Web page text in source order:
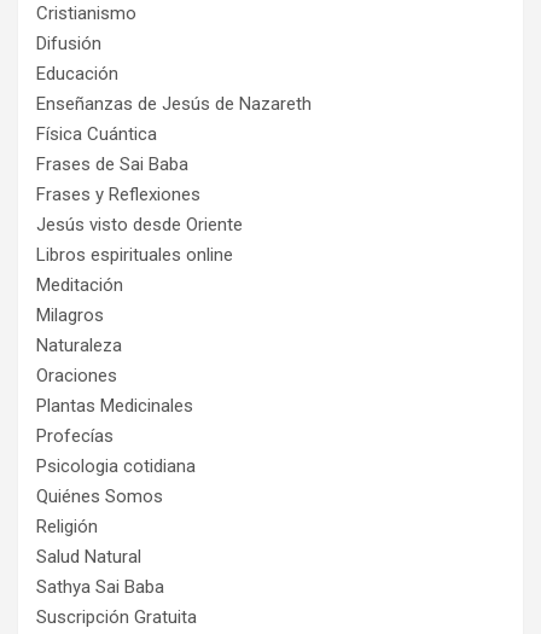
Cristianismo
Difusión
Educación
Enseñanzas de Jesús de Nazareth
Física Cuántica
Frases de Sai Baba
Frases y Reflexiones
Jesús visto desde Oriente
Libros espirituales online
Meditación
Milagros
Naturaleza
Oraciones
Plantas Medicinales
Profecías
Psicologia cotidiana
Quiénes Somos
Religión
Salud Natural
Sathya Sai Baba
Suscripción Gratuita